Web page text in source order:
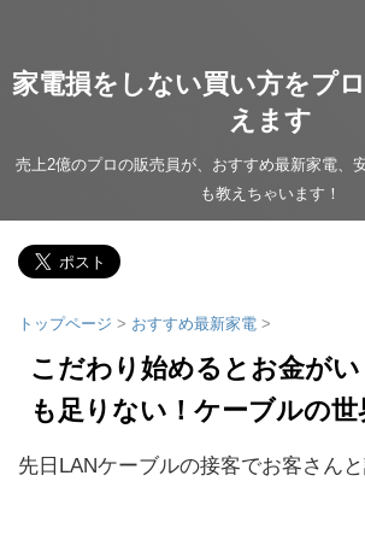
家電損をしない買い方をプ
えます
売上2億のプロの販売員が、おすすめ最新家電、
も教えちゃいます！
トップページ > おすすめ最新家電 >
こだわり始めるとお金が
も足りない！ケーブルの世
先日LANケーブルの接客でお客さん